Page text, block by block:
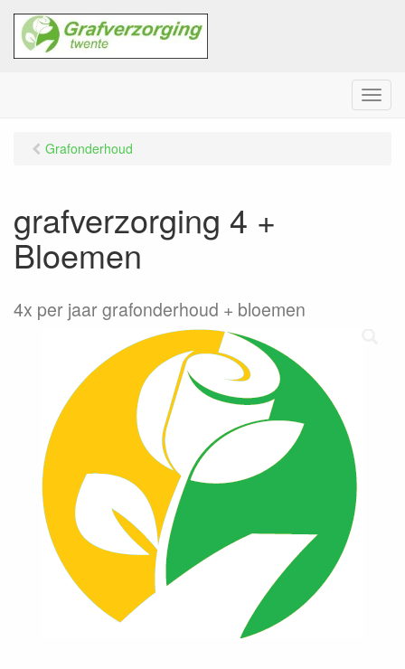
M
e
Grafonderhoud
grafverzorging 4 +
Bloemen
4x per jaar grafonderhoud + bloemen